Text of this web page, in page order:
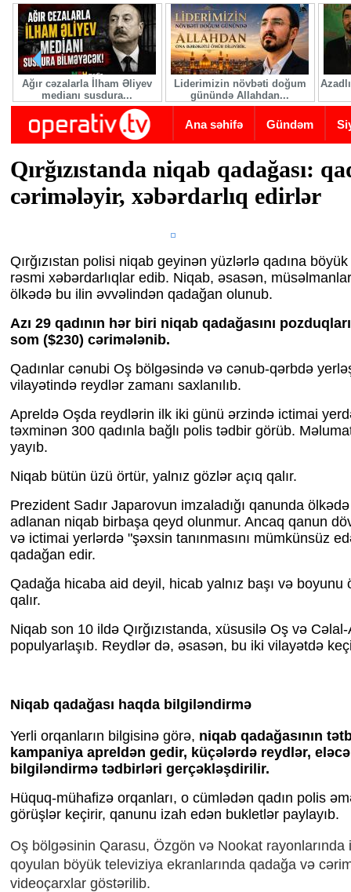
Skip to main content
Ağır cəzalarla İlham Əliyev
medianı susdura...
Liderimizin növbəti doğum
günündə Allahdan...
Ana səhifə Gündəm
Qırğızıstanda niqab qadağası:
cərimələyir, xəbərdarlıq edirlər
Qırğızıstan polisi niqab geyinən yüzlərlə qadına
rəsmi xəbərdarlıqlar edib. Niqab, əsasən,
ölkədə bu ilin əvvəlindən qadağan olunub.
Azı 29 qadının hər biri niqab qadağasını
som ($230) cərimələnib.
Qadınlar cənubi Oş bölgəsində və cənub-qərbdə
vilayətində reydlər zamanı saxlanılıb.
Apreldə Oşda reydlərin ilk iki günü ərzində ictimai
təxminən 300 qadınla bağlı polis tədbir görüb.
yayıb.
Niqab bütün üzü örtür, yalnız gözlər açıq qalır.
Prezident Sadır Japarovun imzaladığı qanunda
adlanan niqab birbaşa qeyd olunmur. Ancaq qanun
və ictimai yerlərdə "şəxsin tanınmasını mümkünsüz
qadağan edir.
Qadağa hicaba aid deyil, hicab yalnız başı və boyunu
qalır.
Niqab son 10 ildə Qırğızıstanda, xüsusilə Oş və
populyarlaşıb. Reydlər də, əsasən, bu iki vilayətdə
Niqab qadağası haqda bilgiləndirmə
Yerli orqanların bilgisinə görə, niqab qadağasının
kampaniya apreldən gedir, küçələrdə reydlər,
bilgiləndirmə tədbirləri gerçəkləşdirilir.
Hüquq-mühafizə orqanları, o cümlədən qadın polis
görüşlər keçirir, qanunu izah edən bukletlər paylayıb.
Oş bölgəsinin Qarasu, Özgön və Nookat rayonlarında
qoyulan böyük televiziya ekranlarında qadağa və
videoçarxlar göstərilib.